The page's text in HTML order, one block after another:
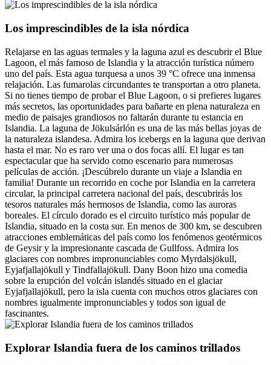
Los imprescindibles de la isla nórdica
Relajarse en las aguas termales y la laguna azul es descubrir el Blue
Lagoon, el más famoso de Islandia y la atracción turística número
uno del país. Esta agua turquesa a unos 39 °C ofrece una inmensa
relajación. Las fumarolas circundantes te transportan a otro planeta.
Si no tienes tiempo de probar el Blue Lagoon, o si prefieres lugares
más secretos, las oportunidades para bañarte en plena naturaleza en
medio de paisajes grandiosos no faltarán durante tu estancia en
Islandia. La laguna de Jökulsárlón es una de las más bellas joyas de
la naturaleza islandesa. Admira los icebergs en la laguna que derivan
hasta el mar. No es raro ver una o dos focas allí. El lugar es tan
espectacular que ha servido como escenario para numerosas
películas de acción. ¡Descúbrelo durante un viaje a Islandia en
familia! Durante un recorrido en coche por Islandia en la carretera
circular, la principal carretera nacional del país, descubrirás los
tesoros naturales más hermosos de Islandia, como las auroras
boreales. El círculo dorado es el circuito turístico más popular de
Islandia, situado en la costa sur. En menos de 300 km, se descubren
atracciones emblemáticas del país como los fenómenos geotérmicos
de Geysir y la impresionante cascada de Gullfoss. Admira los
glaciares con nombres impronunciables como Myrdalsjökull,
Eyjafjallajökull y Tindfallajökull. Dany Boon hizo una comedia
sobre la erupción del volcán islandés situado en el glaciar
Eyjafjallajökull, pero la isla cuenta con muchos otros glaciares con
nombres igualmente impronunciables y todos son igual de
fascinantes.
Explorar Islandia fuera de los caminos trillados